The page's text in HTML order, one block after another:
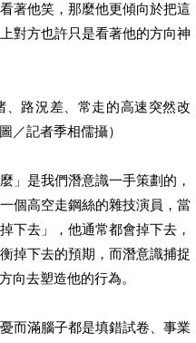
著他笑，那麼他更傾向於把這
對方也許只是看著他的方向神
路況差、常走的高速突然改
／記者季相儒攝）
」是我們潛意識一手策劃的，
個高空走鋼絲的雜技演員，當
下去」，他通常都會掉下去，
掉下去的預期，而潛意識捕捉
向去塑造他的行為。
而滿腦子都是填錯試卷、事業